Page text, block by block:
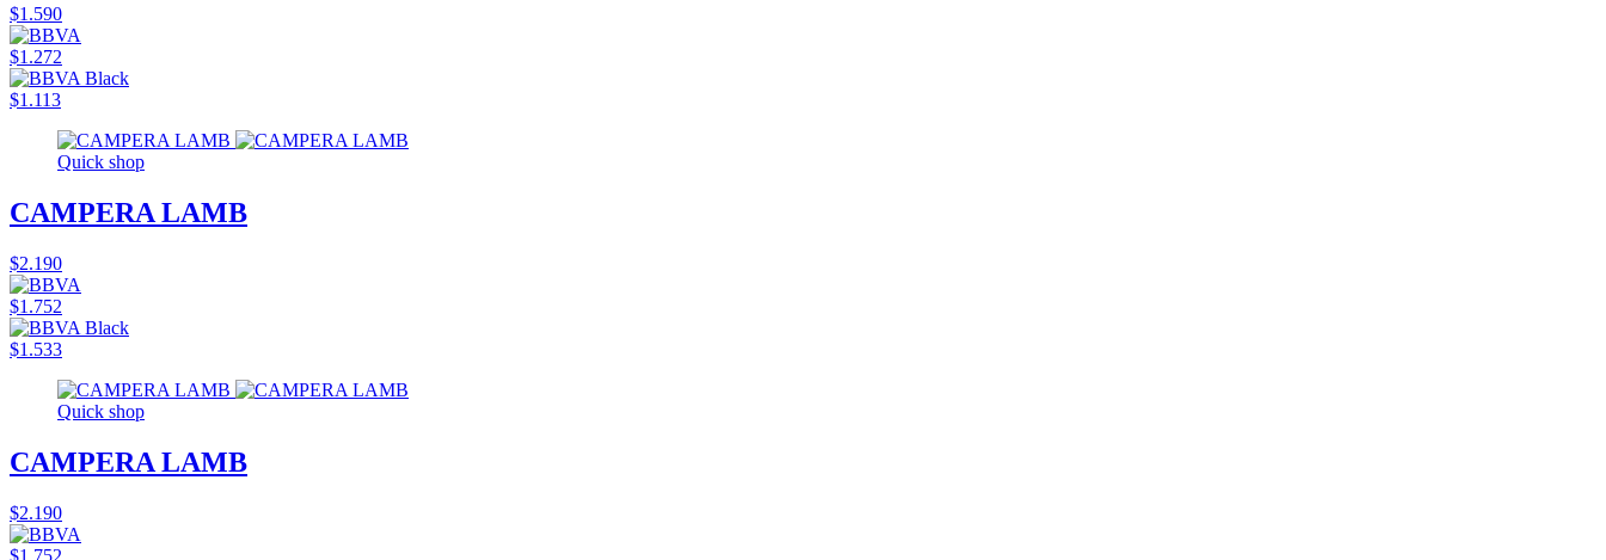
$1.590
$1.272
$1.113
Quick shop
CAMPERA LAMB
$2.190
$1.752
$1.533
Quick shop
CAMPERA LAMB
$2.190
$1.752